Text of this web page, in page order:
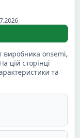
виробника onsemi,
цій сторінці
та